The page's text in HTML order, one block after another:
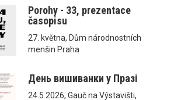
Porohy - 33, prezentace
časopisu
27. května, Dům národnostních
menšin Praha
День вишиванки у Празі
24.5.2026, Gauč na Výstavišti,